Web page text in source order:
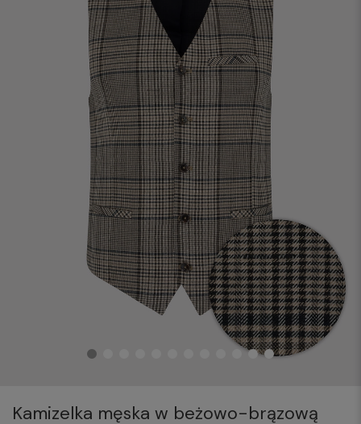
Kamizelka męska w beżowo-brązową